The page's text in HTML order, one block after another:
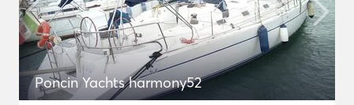
Poncin Yachts harmony52